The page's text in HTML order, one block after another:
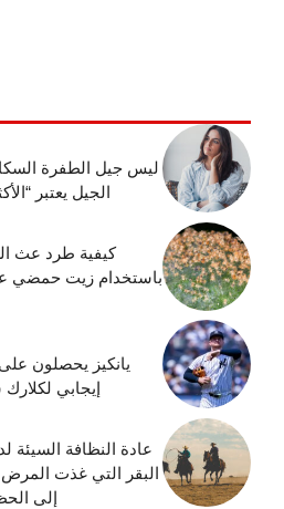
ليس جيل الطفرة
الجيل يعتبر
كيفية طرد عث
باستخدام زيت حمضي
يانكيز يحصلون
إيجابي
عادة النظافة السيئة
البقر التي غذت
إلى